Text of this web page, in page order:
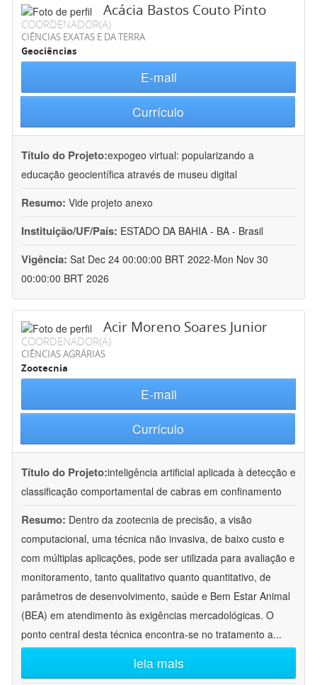
Acácia Bastos Couto Pinto
COORDENADOR(A)
CIÊNCIAS EXATAS E DA TERRA
Geociências
E-mail
Currículo
Título do Projeto:expogeo virtual: popularizando a
educação geocientífica através de museu digital
Resumo: Vide projeto anexo
Instituição/UF/País: ESTADO DA BAHIA - BA - Brasil
Vigência: Sat Dec 24 00:00:00 BRT 2022-Mon Nov 30
00:00:00 BRT 2026
Acir Moreno Soares Junior
COORDENADOR(A)
CIÊNCIAS AGRÁRIAS
Zootecnia
E-mail
Currículo
Título do Projeto:inteligência artificial aplicada à detecção e
classificação comportamental de cabras em confinamento
Resumo: Dentro da zootecnia de precisão, a visão
computacional, uma técnica não invasiva, de baixo custo e
com múltiplas aplicações, pode ser utilizada para avaliação e
monitoramento, tanto qualitativo quanto quantitativo, de
parâmetros de desenvolvimento, saúde e Bem Estar Animal
(BEA) em atendimento às exigências mercadológicas. O
ponto central desta técnica encontra-se no tratamento a...
leia mais